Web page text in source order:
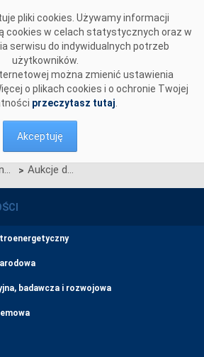
pliki cookies. Używamy informacji
cookies w celach statystycznych oraz w
serwisu do indywidualnych potrzeb
użytkowników.
można zmienić ustawienia
o plikach cookies i o ochronie Twojej
przeczytasz tutaj
Akceptuję
Aktualności Rynku Mocy > Aukcje dodatkowe na poszczególne kwartały roku dostaw 2022 zostały rozpoczęte
badawcza i rozwojowa